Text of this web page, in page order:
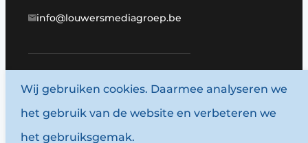
info@louwersmediagroep.be
www.louwersmediagroep.com
© 1987 - 2026 Louwersmediagroep.
Algemene voorwaarden
Wij gebruiken cookies. Daarmee analyseren we
het gebruik van de website en verbeteren we
het gebruiksgemak.